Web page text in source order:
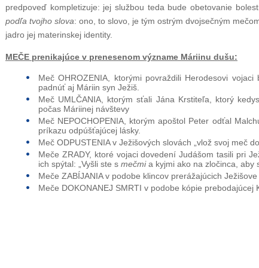
predpoveď kompletizuje: jej službou teda bude obetovanie
podľa tvojho slova: ono, to slovo, je tým ostrým dvojsečným
jadro jej materinskej identity.
MEČE prenikajúce v prenesenom význame Máriinu dušu:
Meč OHROZENIA, ktorými povraždili Herodesovi
padnúť aj Máriin syn Ježiš.
Meč UMLČANIA, ktorým sťali Jána Krstiteľa, ktorý
počas Máriinej návštevy
Meč NEPOCHOPENIA, ktorým apoštol Peter odťal
príkazu odpúšťajúcej lásky.
Meč ODPUSTENIA v Ježišových slovách „vlož svoj meč do
Meče ZRADY, ktoré vojaci dovedení Judášom tasili pri
ich spýtal: „Vyšli ste s mečmia kyjmi ako na zločinca, aby
Meče ZABÍJANIA v podobe klincov prerážajúcich
Meče DOKONANEJ SMRTI v podobe kópie prebodajúcej